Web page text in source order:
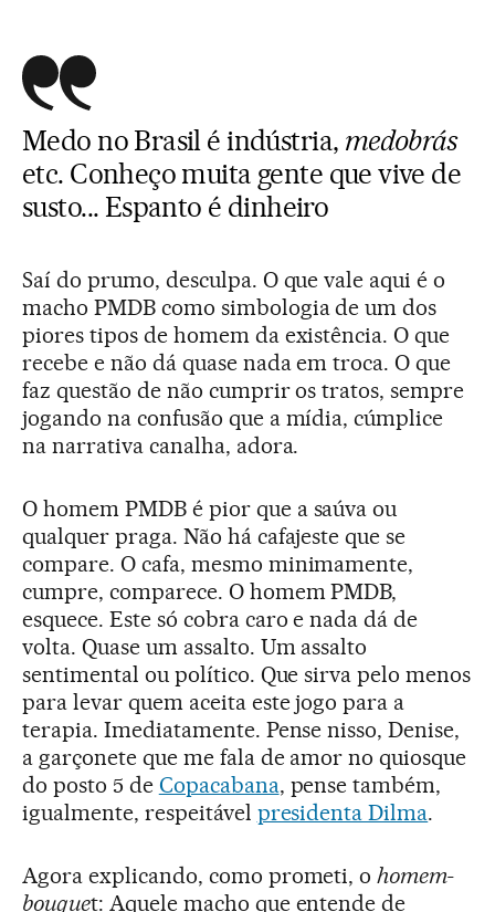
Medo no Brasil é indústria, medobrás
etc. Conheço muita gente que vive de
susto... Espanto é dinheiro
Saí do prumo, desculpa. O que vale aqui é o
macho PMDB como simbologia de um dos
piores tipos de homem da existência. O que
recebe e não dá quase nada em troca. O que
faz questão de não cumprir os tratos, sempre
jogando na confusão que a mídia, cúmplice
na narrativa canalha, adora.
O homem PMDB é pior que a saúva ou
qualquer praga. Não há cafajeste que se
compare. O cafa, mesmo minimamente,
cumpre, comparece. O homem PMDB,
esquece. Este só cobra caro e nada dá de
volta. Quase um assalto. Um assalto
sentimental ou político. Que sirva pelo menos
para levar quem aceita este jogo para a
terapia. Imediatamente. Pense nisso, Denise,
a garçonete que me fala de amor no quiosque
do posto 5 de Copacabana, pense também,
igualmente, respeitável presidenta Dilma.
Agora explicando, como prometi, ohomem-
bouquet: Aquele macho que entende de